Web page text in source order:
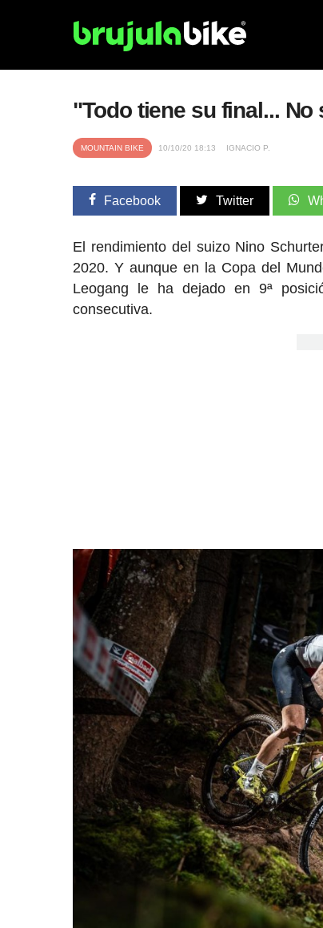
"Todo tiene su final...
MOUNTAIN BIKE 10/10/20 18:13 IGNACIO P.
Facebook Twitter
El rendimiento del suizo Nino
2020. Y aunque en la Copa del
Leogang le ha dejado en 9ª
consecutiva.